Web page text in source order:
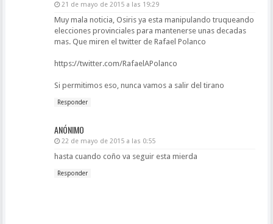
21 de mayo de 2015 a las 19:29
Muy mala noticia, Osiris ya esta manipulando truqueando
elecciones provinciales para mantenerse unas decadas
mas. Que miren el twitter de Rafael Polanco
https://twitter.com/RafaelAPolanco
Si permitimos eso, nunca vamos a salir del tirano
Responder
ANÓNIMO
22 de mayo de 2015 a las 0:55
hasta cuando coño va seguir esta mierda
Responder